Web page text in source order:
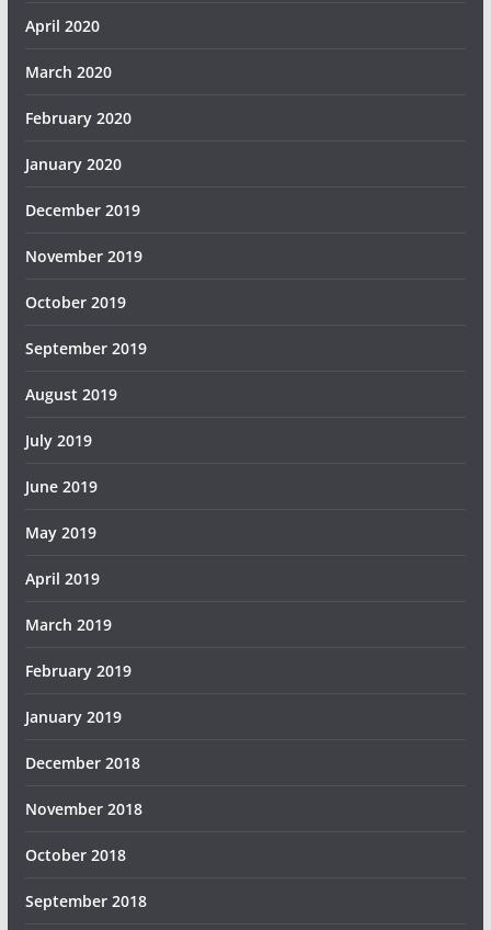
April 2020
March 2020
February 2020
January 2020
December 2019
November 2019
October 2019
September 2019
August 2019
July 2019
June 2019
May 2019
April 2019
March 2019
February 2019
January 2019
December 2018
November 2018
October 2018
September 2018